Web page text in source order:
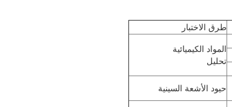
طرق الاختبار
المواد الكيميائية
تحليل
حيود الأشعة السينية